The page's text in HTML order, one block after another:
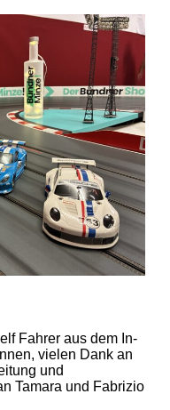
Fahrer aus dem In-
vielen Dank an
und
Tamara und Fabrizio